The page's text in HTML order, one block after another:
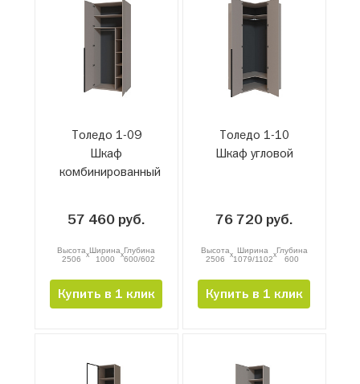
Толедо 1-09
Шкаф
комбинированный
57 460 руб.
Высота
2506
xШирина
1000
xГлубина
600/602
Купить в 1 клик
Толедо 1-10
Шкаф угловой
76 720 руб.
Высота
2506 x Ширина
1079/1102xГлубина
600
Купить в 1 клик